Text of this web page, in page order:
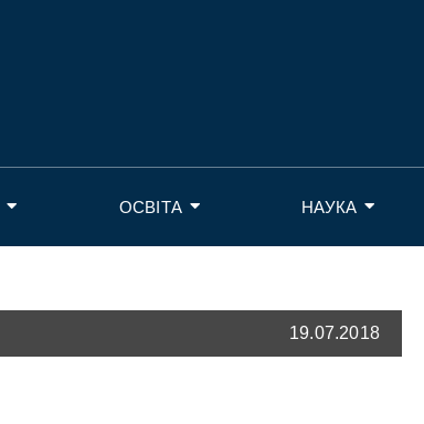
ОСВІТА НАУКА
19.07.2018